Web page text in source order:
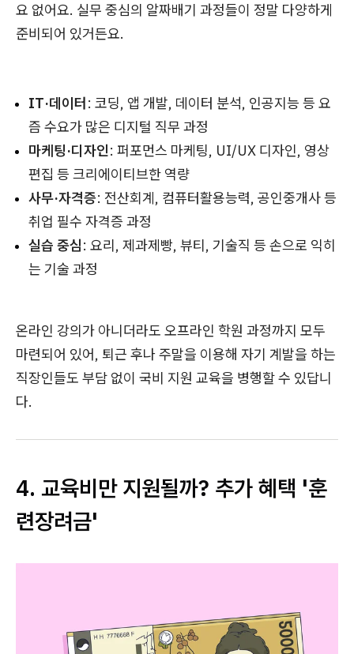
요 없어요. 실무 중심의 알짜배기 과정들이 정말 다양하게
준비되어 있거든요.
IT·데이터: 코딩, 앱 개발, 데이터 분석, 인공지능 등 요
즘 수요가 많은 디지털 직무 과정
마케팅·디자인: 퍼포먼스 마케팅, UI/UX 디자인, 영상
편집 등 크리에이티브한 역량
사무·자격증: 전산회계, 컴퓨터활용능력, 공인중개사 등
취업 필수 자격증 과정
실습 중심: 요리, 제과제빵, 뷰티, 기술직 등 손으로 익히
는 기술 과정
온라인 강의가 아니더라도 오프라인 학원 과정까지 모두
마련되어 있어, 퇴근 후나 주말을 이용해 자기 계발을 하는
직장인들도 부담 없이 국비 지원 교육을 병행할 수 있답니
다.
4. 교육비만 지원될까? 추가 혜택 '훈
련장려금'